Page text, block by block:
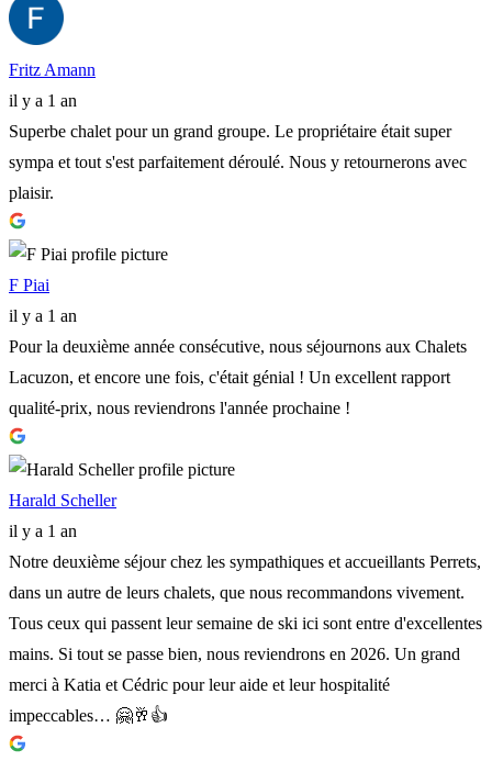
Fritz Amann
il y a 1 an
Superbe chalet pour un grand groupe. Le propriétaire était super
sympa et tout s'est parfaitement déroulé. Nous y retournerons avec
plaisir.
F Piai
il y a 1 an
Pour la deuxième année consécutive, nous séjournons aux Chalets
Lacuzon, et encore une fois, c'était génial ! Un excellent rapport
qualité-prix, nous reviendrons l'année prochaine !
Harald Scheller
il y a 1 an
Notre deuxième séjour chez les sympathiques et accueillants Perrets,
dans un autre de leurs chalets, que nous recommandons vivement.
Tous ceux qui passent leur semaine de ski ici sont entre d'excellentes
mains. Si tout se passe bien, nous reviendrons en 2026. Un grand
merci à Katia et Cédric pour leur aide et leur hospitalité
impeccables… 🤗🥂👍